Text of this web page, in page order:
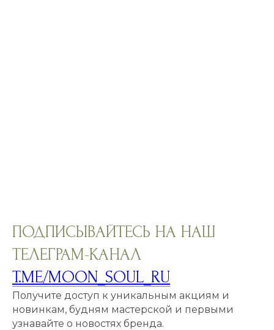
ПОДПИСЫВАЙТЕСЬ НА НАШ
ТЕЛЕГРАМ-КАНАЛ
T.ME/MOON_SOUL_RU
Получите доступ к уникальным акциям и
новинкам, будням мастерской и первыми
узнавайте о новостях бренда.